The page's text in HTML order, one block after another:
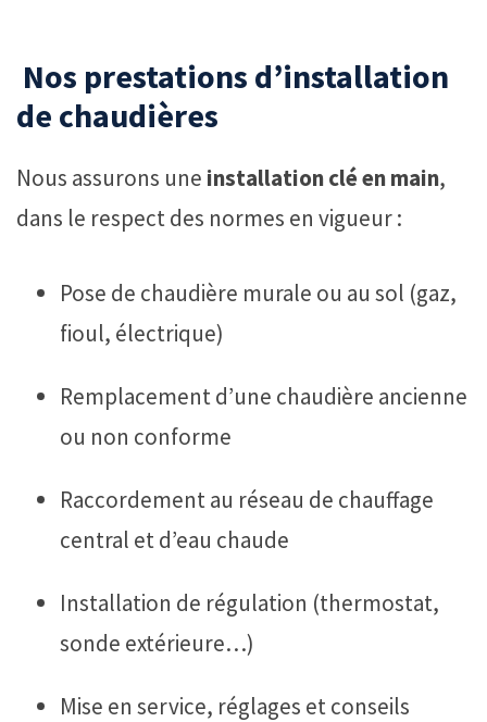
️ Nos prestations d’installation
de chaudières
Nous assurons une installation clé en main,
dans le respect des normes en vigueur :
Pose de chaudière murale ou au sol (gaz,
fioul, électrique)
Remplacement d’une chaudière ancienne
ou non conforme
Raccordement au réseau de chauffage
central et d’eau chaude
Installation de régulation (thermostat,
sonde extérieure…)
Mise en service, réglages et conseils